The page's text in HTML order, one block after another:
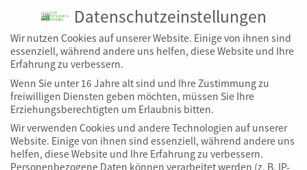
Marco Daume: Die zu erzielende Tragfähigkeit hängt
entscheidend vom Verdichtungsverfahren ab. Insofern
ist in Abhängigkeit des verwendeten Materials gleich
zu Beginn der Maßnahme am besten anhand eines
Probefeldes – zu klären, welches
Verdichtungsverfahren zur Anwendung kommen
muss, damit die Vorgabewerte eingehalten werden
können. Wir vermuten, dass sich noch deutlich
bessere Ergebnisse der Tragfähigkeit mit der
Datenschutzeinstellungen
Wir nutzen Cookies auf unserer Website. Einige von ihnen sind
essenziell, während andere uns helfen, diese Website und Ihre
Erfahrung zu verbessern.
Wenn Sie unter 16 Jahre alt sind und Ihre Zustimmung zu
freiwilligen Diensten geben möchten, müssen Sie Ihre
Erziehungsberechtigten um Erlaubnis bitten.
Wir verwenden Cookies und andere Technologien auf unserer
Website. Einige von ihnen sind essenziell, während andere uns
helfen, diese Website und Ihre Erfahrung zu verbessern.
Personenbezogene Daten können verarbeitet werden (z. B. IP-